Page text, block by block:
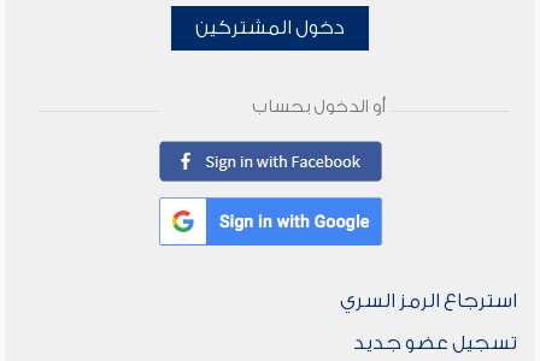
دخول المشتركين
أو الدخول بحساب
استرجاع الرمز السري
تسجيل عضو جديد